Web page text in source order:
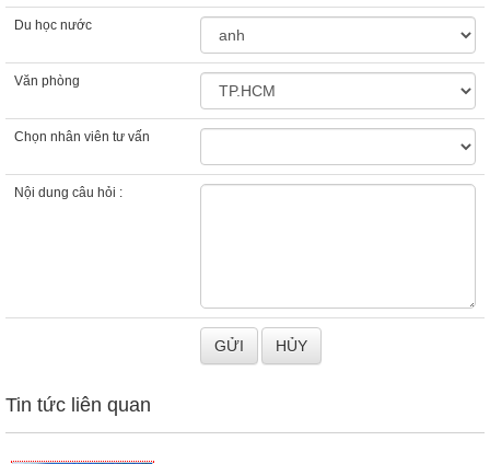
Du học nước
Văn phòng
Chọn nhân viên tư vấn
Nội dung câu hỏi :
Tin tức liên quan